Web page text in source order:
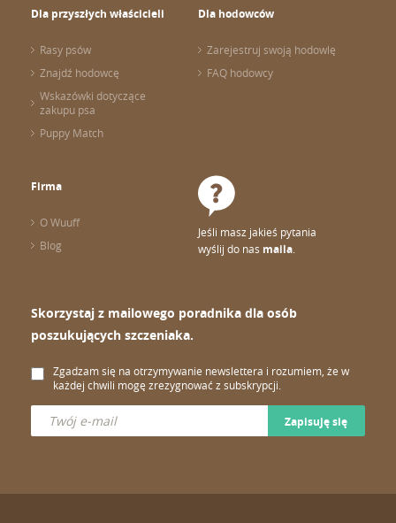
Dla przyszłych właścicieli
Rasy psów
Znajdź hodowcę
Wskazówki dotyczące
zakupu psa
Puppy Match
Dla hodowców
Zarejestruj swoją hodowlę
FAQ hodowcy
Firma
O Wuuff
Blog
Jeśli masz jakieś pytania
wyślij do nas maila
Skorzystaj z mailowego poradnika dla osób
poszukujących szczeniaka.
Zgadzam się na otrzymywanie newslettera i rozumiem, że w
każdej chwili mogę zrezygnować z subskrypcji.
Zapisuję się